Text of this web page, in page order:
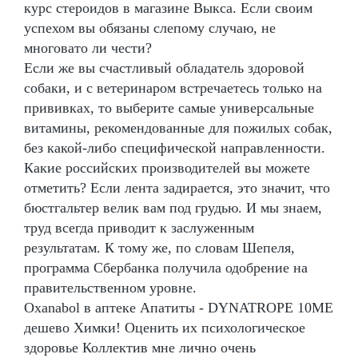
курс стероидов в магазине Выкса. Если своим
успехом вы обязаны слепому случаю, не
многовато ли чести?
Если же вы счастливый обладатель здоровой
собаки, и с ветеринаром встречаетесь только на
прививках, то выберите самые универсальные
витамины, рекомендованные для пожилых собак,
без какой-либо специфической направленности.
Какие российских производителей вы можете
отметить? Если лента задирается, это значит, что
бюстгальтер велик вам под грудью. И мы знаем,
труд всегда приводит к заслуженным
результатам. К тому же, по словам Шепеля,
программа Сбербанка получила одобрение на
правительственном уровне.
Oxanabol в аптеке Апатиты - DYNATROPE 10ME
дешево Химки! Оценить их психологическое
здоровье Коллектив мне лично очень